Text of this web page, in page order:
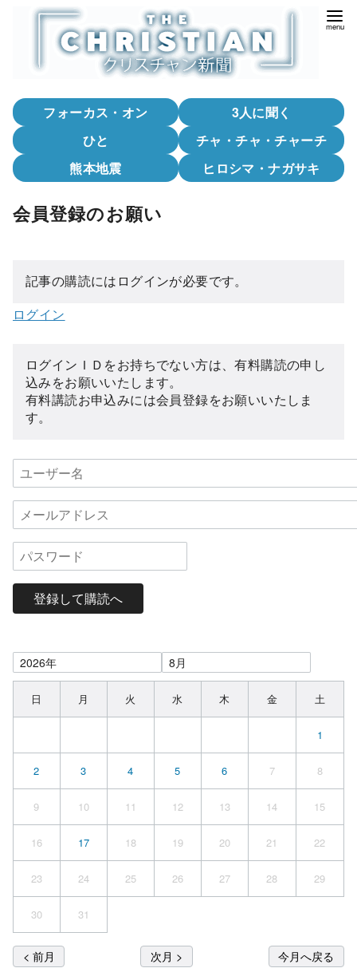
フォーカス・オン
3人に聞く
ひと
チャ・チャ・チャーチ
熊本地震
ヒロシマ・ナガサキ
会員登録のお願い
記事の購読にはログインが必要です。
ログイン
ログインＩＤをお持ちでない方は、有料購読の申し
込みをお願いいたします。
有料講読お申込みには会員登録をお願いいたしま
す。
登録して購読へ
日 月 火 水 木 金 土
1
2 3 4 5 6 7 8
9 10 11 12 13 14 15
16 17 18 19 20 21 22
23 24 25 26 27 28 29
30 31
< 前月 次月 > 今月へ戻る